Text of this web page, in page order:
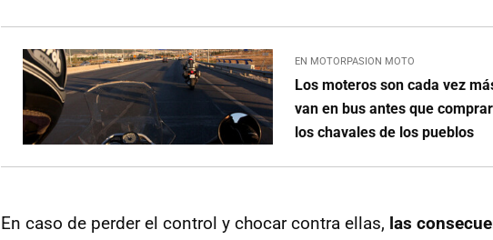
EN MOTORPASION MOTO
Los moteros son cada vez
van en bus antes que
los chavales de los pueblos
En caso de perder el control y chocar contra ellas, las